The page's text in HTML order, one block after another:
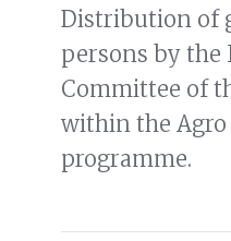
Distribution of
persons by
Committee of
within the Agro
programme.